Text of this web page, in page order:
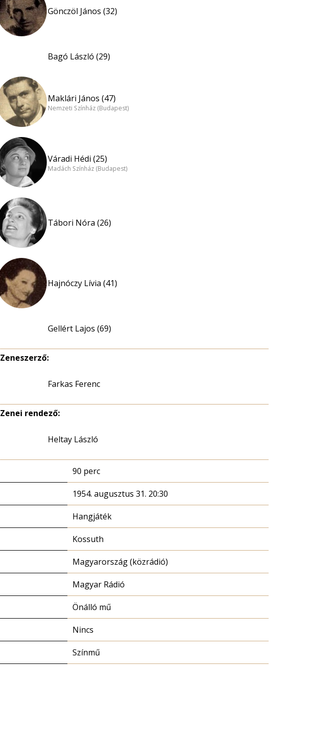
Gönczöl János (32)
Bagó László (29)
Maklári János (47)
Nemzeti Színház (Budapest)
Váradi Hédi (25)
Madách Színház (Budapest)
Tábori Nóra (26)
Hajnóczy Lívia (41)
Gellért Lajos (69)
Zeneszerző:
Farkas Ferenc
Zenei rendező:
Heltay László
90 perc
1954. augusztus 31. 20:30
Hangjáték
Kossuth
Magyarország (közrádió)
Magyar Rádió
Önálló mű
Nincs
Színmű